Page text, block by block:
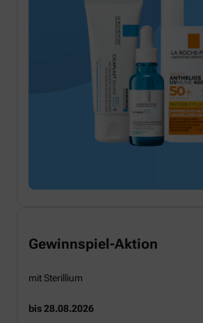
Gewinnspiel-Aktion
mit Sterillium
bis 28.08.2026